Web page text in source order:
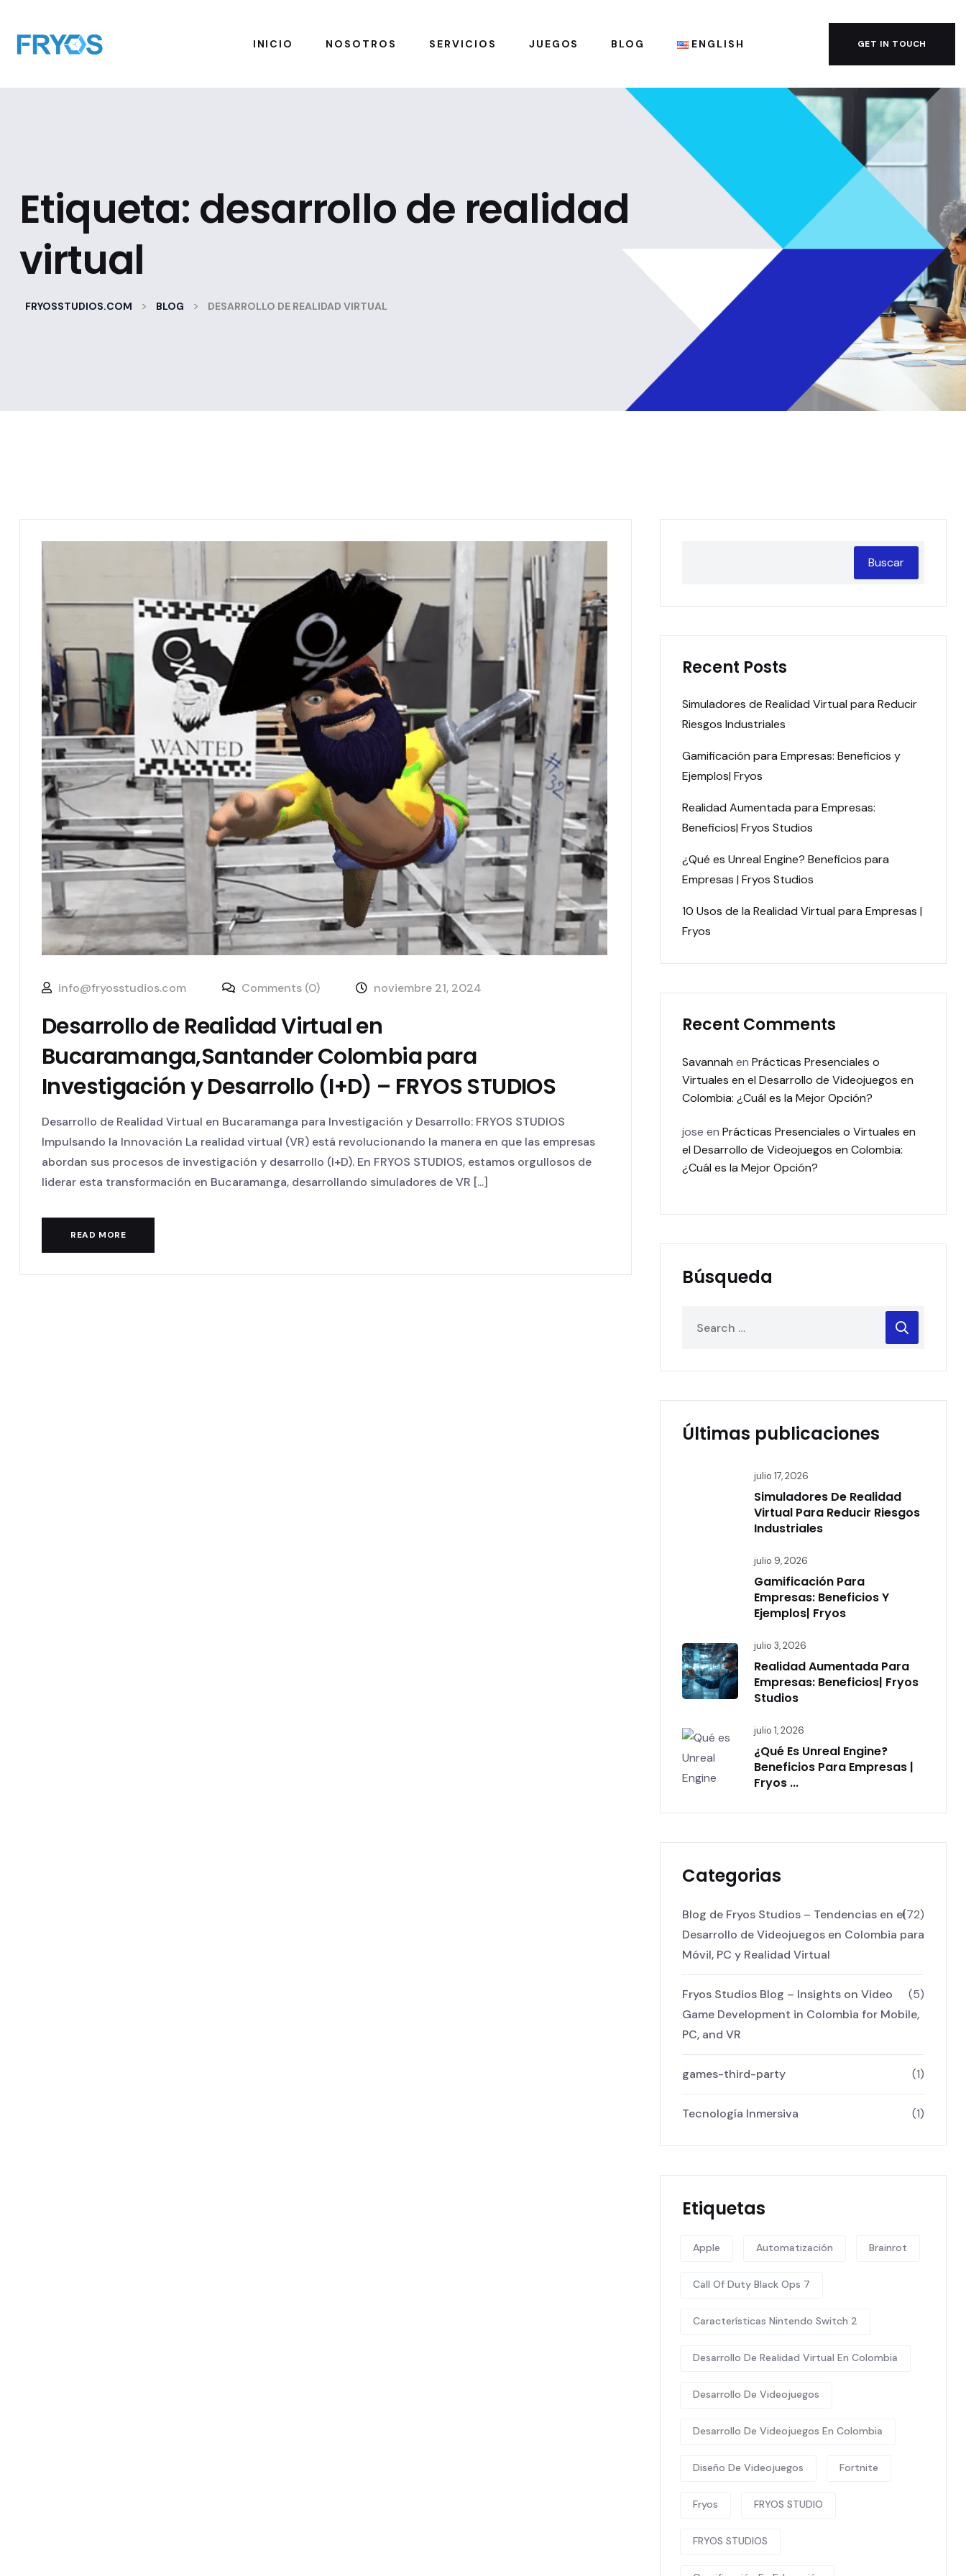
INICIO NOSOTROS SERVICIOS JUEGOS BLOG ENGLISH GET IN TOUCH
Etiqueta: desarrollo de realidad
virtual
FRYOSSTUDIOS.COM > BLOG > DESARROLLO DE REALIDAD VIRTUAL
info@fryosstudios.com Comments (0) noviembre 21, 2024
Desarrollo de Realidad Virtual en
Bucaramanga,Santander Colombia para
Investigación y Desarrollo (I+D) – FRYOS STUDIOS
Desarrollo de Realidad Virtual en Bucaramanga para Investigación y Desarrollo: FRYOS STUDIOS
Impulsando la Innovación La realidad virtual (VR) está revolucionando la manera en que las empresas
abordan sus procesos de investigación y desarrollo (I+D). En FRYOS STUDIOS, estamos orgullosos de
liderar esta transformación en Bucaramanga, desarrollando simuladores de VR [...]
READ MORE
Buscar
Recent Posts
Simuladores de Realidad Virtual para Reducir
Riesgos Industriales
Gamificación para Empresas: Beneficios y
Ejemplos| Fryos
Realidad Aumentada para Empresas:
Beneficios| Fryos Studios
¿Qué es Unreal Engine? Beneficios para
Empresas | Fryos Studios
10 Usos de la Realidad Virtual para Empresas |
Fryos
Recent Comments
Savannah en Prácticas Presenciales o
Virtuales en el Desarrollo de Videojuegos en
Colombia: ¿Cuál es la Mejor Opción?
jose en Prácticas Presenciales o Virtuales en
el Desarrollo de Videojuegos en Colombia:
¿Cuál es la Mejor Opción?
Búsqueda
Últimas publicaciones
julio 17, 2026
Simuladores De Realidad
Virtual Para Reducir Riesgos
Industriales
julio 9, 2026
Gamificación Para
Empresas: Beneficios Y
Ejemplos| Fryos
julio 3, 2026
Realidad Aumentada Para
Empresas: Beneficios| Fryos
Studios
julio 1, 2026
¿Qué Es Unreal Engine?
Beneficios Para Empresas |
Fryos ...
Categorias
Blog de Fryos Studios – Tendencias en el
Desarrollo de Videojuegos en Colombia para
Móvil, PC y Realidad Virtual
(72)
Fryos Studios Blog – Insights on Video
Game Development in Colombia for Mobile,
PC, and VR
(5)
games-third-party (1)
Tecnología Inmersiva (1)
Etiquetas
Apple Automatización Brainrot
Call Of Duty Black Ops 7
Características Nintendo Switch 2
Desarrollo De Realidad Virtual En Colombia
Desarrollo De Videojuegos
Desarrollo De Videojuegos En Colombia
Diseño De Videojuegos Fortnite
Fryos FRYOS STUDIO
FRYOS STUDIOS